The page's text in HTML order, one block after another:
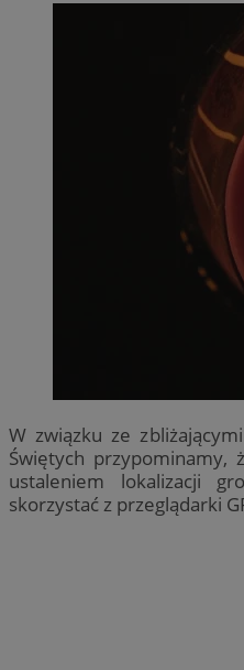
W związku ze
Świętych przypominamy,
ustaleniem lokalizacji
skorzystać z przeglądarki